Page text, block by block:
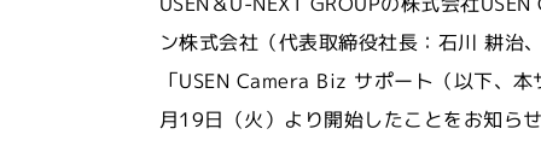
ン株式会社（代表取締役社長：石川 耕治
「USEN Camera Biz サポート（以下、
月19日（火）より開始したことをお知ら